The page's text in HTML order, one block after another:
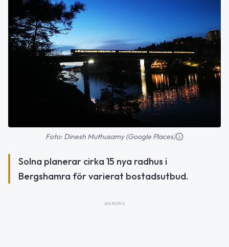
Foto: Dinesh Muthusamy (Google Places)
Solna planerar cirka 15 nya radhus i
Bergshamra för varierat bostadsutbud.
ANNONS